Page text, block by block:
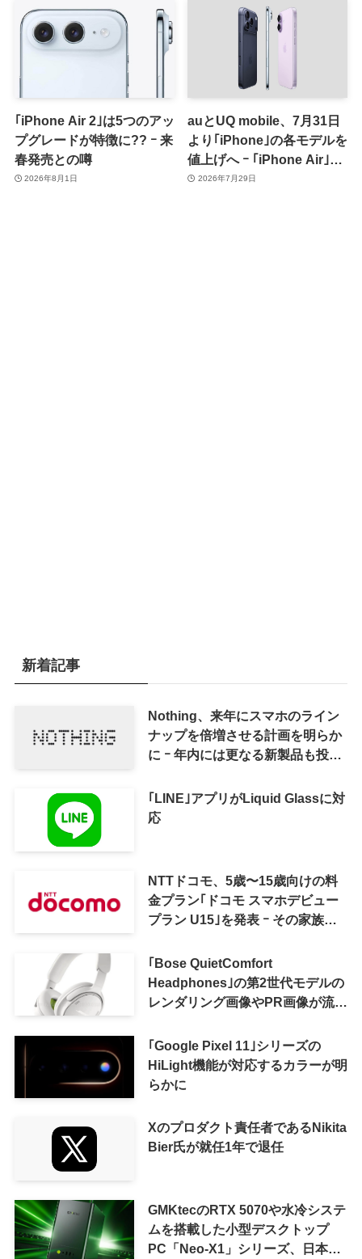
｢iPhone Air 2｣は5つのアッ
プグレードが特徴に?? ｰ 来
春発売との噂
2026年8月1日
auとUQ mobile、7月31日
より｢iPhone｣の各モデルを
値上げへ ｰ ｢iPhone Air｣は
据え置き
2026年7月29日
新着記事
Nothing、来年にスマホのライン
ナップを倍増させる計画を明らか
に ｰ 年内には更なる新製品も投入
｢LINE｣アプリがLiquid Glassに対
応
NTTドコモ、5歳〜15歳向けの料
金プラン｢ドコモ スマホデビュー
プラン U15｣を発表 ｰ その家族が
｢Bose QuietComfort
Headphones｣の第2世代モデルの
レンダリング画像やPR画像が流出
｢Google Pixel 11｣シリーズの
HiLight機能が対応するカラーが明
らかに
Xのプロダクト責任者であるNikita
Bier氏が就任1年で退任
GMKtecのRTX 5070や水冷システ
ムを搭載した小型デスクトップ
PC「Neo-X1」シリーズ、日本で